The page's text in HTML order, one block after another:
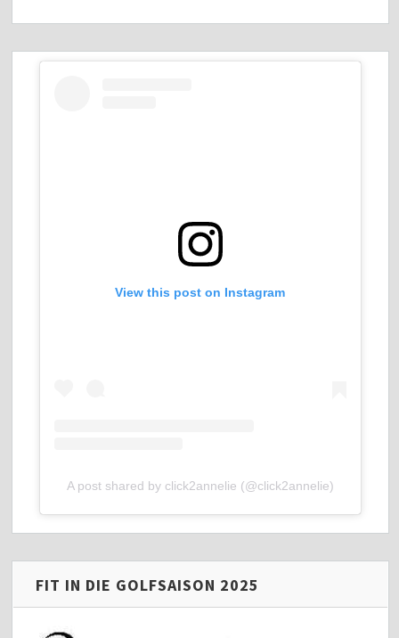
View this post on Instagram
A post shared by click2annelie (@click2annelie)
FIT IN DIE GOLFSAISON 2025